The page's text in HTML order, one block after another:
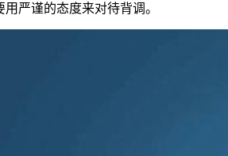
严谨的态度来对待背调。